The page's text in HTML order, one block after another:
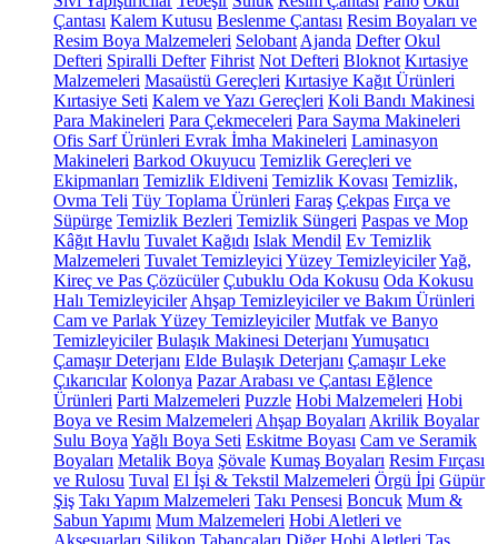
Çantası Kalem Kutusu Beslenme Çantası Resim Boyaları ve
Resim Boya Malzemeleri Selobant Ajanda Defter Okul
Defteri Spiralli Defter Fihrist Not Defteri Bloknot Kırtasiye
Malzemeleri Masaüstü Gereçleri Kırtasiye Kağıt Ürünleri
Kırtasiye Seti Kalem ve Yazı Gereçleri Koli Bandı Makinesi
Para Makineleri Para Çekmeceleri Para Sayma Makineleri
Ofis Sarf Ürünleri Evrak İmha Makineleri Laminasyon
Makineleri Barkod Okuyucu Temizlik Gereçleri ve
Ekipmanları Temizlik Eldiveni Temizlik Kovası Temizlik,
Ovma Teli Tüy Toplama Ürünleri Faraş Çekpas Fırça ve
Süpürge Temizlik Bezleri Temizlik Süngeri Paspas ve Mop
Kâğıt Havlu Tuvalet Kağıdı Islak Mendil Ev Temizlik
Malzemeleri Tuvalet Temizleyici Yüzey TemizleyicilerYağ,
Kireç ve Pas Çözücüler Çubuklu Oda Kokusu Oda Kokusu
Halı Temizleyiciler Ahşap Temizleyiciler ve Bakım Ürünleri
Cam ve Parlak Yüzey Temizleyiciler Mutfak ve Banyo
Temizleyiciler Bulaşık Makinesi Deterjanı Yumuşatıcı
Çamaşır Deterjanı Elde Bulaşık Deterjanı Çamaşır Leke
Çıkarıcılar Kolonya Pazar Arabası ve Çantası Eğlence
Ürünleri Parti Malzemeleri Puzzle Hobi Malzemeleri Hobi
Boya ve Resim Malzemeleri Ahşap Boyaları Akrilik Boyalar
Sulu Boya Yağlı Boya Seti Eskitme Boyası Cam ve Seramik
Boyaları Metalik Boya Şövale Kumaş Boyaları Resim Fırçası
ve Rulosu Tuval El İşi & Tekstil Malzemeleri Örgü İpi Güpür
Şiş Takı Yapım Malzemeleri Takı Pensesi Boncuk Mum &
Sabun Yapımı Mum Malzemeleri Hobi Aletleri ve
Aksesuarları Silikon Tabancaları Diğer Hobi Aletleri Taş